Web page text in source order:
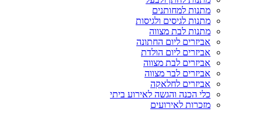
מתנות למחותנים
מתנות לגיסים ולגיסות
מתנות לבת מצווה
אביזרים ליום החתונה
אביזרים ליום הולדת
אביזרים לבת מצווה
אביזרים לבר מצווה
אביזרים לחלאקה
כלי הכנה והגשה לאירוע ביתי
מזכרות לאירועים